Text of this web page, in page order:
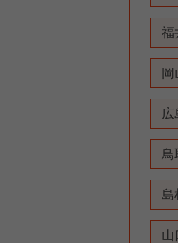
福
広
鳥
島
山